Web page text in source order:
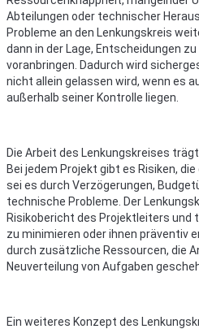
Abteilungen oder technischer
Probleme an den Lenkungskreis
dann in der Lage, Entscheidungen
voranbringen. Dadurch wird
nicht allein gelassen wird, wenn es
außerhalb seiner Kontrolle liegen.
Die Arbeit des Lenkungskreises
Bei jedem Projekt gibt es Risiken,
sei es durch Verzögerungen,
technische Probleme. Der
Risikobericht des Projektleiters
zu minimieren oder ihnen präventiv
durch zusätzliche Ressourcen, die
Neuverteilung von Aufgaben
Ein weiteres Konzept des